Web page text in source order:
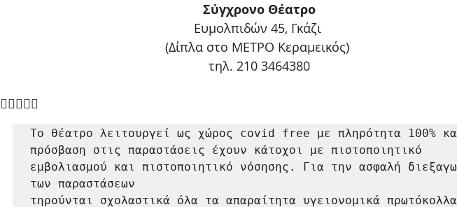
Σύγχρονο Θέατρο
Ευμολπιδών 45, Γκάζι
(Δίπλα στο ΜΕΤΡΟ Κεραμεικός)
τηλ. 210 3464380

Το θέατρο λειτουργεί ως χώρος covid free με πληρότητα 100%
πρόσβαση στις παραστάσεις έχουν κάτοχοι με πιστοποιητικό
εμβολιασμού και πιστοποιητικό νόσησης. Για την ασφαλή
των παραστάσεων
τηρούνται σχολαστικά όλα τα απαραίτητα υγειονομικά